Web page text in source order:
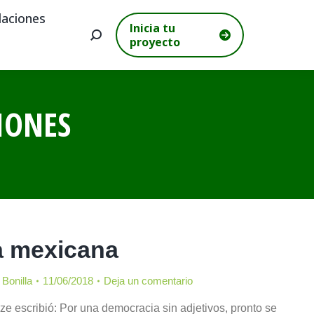
Buscar:
Inicia tu
proyecto
mexicana
11/06/2018 Deja un comentario
escribió: Por una democracia sin adjetivos, pronto se